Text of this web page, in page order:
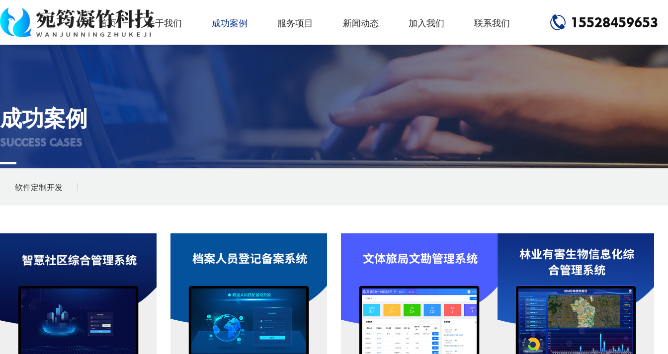
首页 关于我们 成功案例 服务项目 新闻动态 加入我们 联系我们 15528459653
成功案例
SUCCESS CASES
软件定制开发